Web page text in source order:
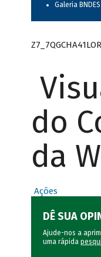
Galeria BNDES
do
da
Ações
DÊ SUA
Ajude-nos a
uma rápida